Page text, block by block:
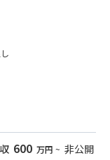
手法の開発
ング方法の策定
ーニングの実施
海外の顧客や社員、代
していく。英語でのコ
現場や医療現場での活
能
600 万円 ~ 非公開